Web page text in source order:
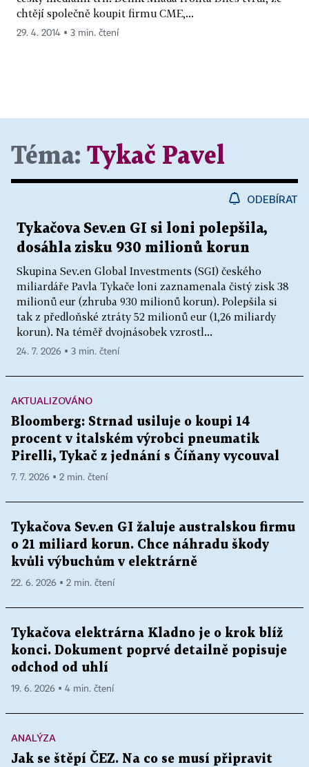
chtějí společně koupit firmu CME,...
29. 4. 2014 ▪ 3 min. čtení
Téma: Tykač Pavel
ODEBÍRAT
Tykačova Sev.en GI si loni polepšila,
dosáhla zisku 930 milionů korun
Skupina Sev.en Global Investments (SGI) českého
miliardáře Pavla Tykače loni zaznamenala čistý zisk 38
milionů eur (zhruba 930 milionů korun). Polepšila si
tak z předloňské ztráty 52 milionů eur (1,26 miliardy
korun). Na téměř dvojnásobek vzrostl...
24. 7. 2026 ▪ 3 min. čtení
AKTUALIZOVÁNO
Bloomberg: Strnad usiluje o koupi 14
procent v italském výrobci pneumatik
Pirelli, Tykač z jednání s Číňany vycouval
7. 7. 2026 ▪ 2 min. čtení
Tykačova Sev.en GI žaluje australskou firmu
o 21 miliard korun. Chce náhradu škody
kvůli výbuchům v elektrárně
22. 6. 2026 ▪ 2 min. čtení
Tykačova elektrárna Kladno je o krok blíž
konci. Dokument poprvé detailně popisuje
odchod od uhlí
19. 6. 2026 ▪ 4 min. čtení
ANALÝZA
Jak se štěpí ČEZ. Na co se musí připravit